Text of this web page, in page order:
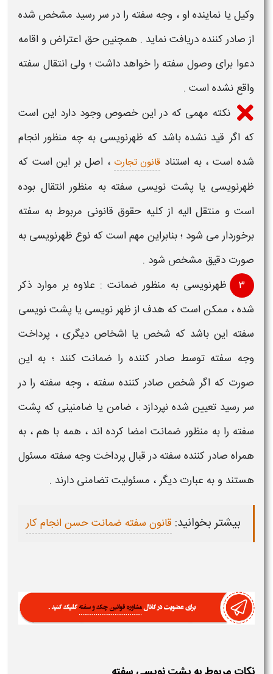
وکیل یا نماینده او ، وجه سفته را در سر رسید مشخص شده
از صادر کننده دریافت نماید . همچنین حق اعتراض و اقامه
دعوا برای وصول سفته را خواهد داشت ؛ ولی انتقال سفته
واقع نشده است .
نکته مهمی که در این خصوص وجود دارد این است
که اگر قید نشده باشد که ظهرنویسی به چه منظور انجام
شده است ، به استناد قانون تجارت ، اصل بر این است که
ظهرنویسی یا پشت نویسی سفته به منظور انتقال بوده
است و منتقل الیه از کلیه حقوق قانونی مربوط به سفته
برخوردار می شود ؛ بنابراین مهم است که نوع ظهرنویسی به
صورت دقیق مشخص شود .
۳
ظهرنویسی به منظور ضمانت : علاوه بر موارد ذکر
شده ، ممکن است که هدف ازظهر نویسی یا پشت نویسی
سفته این باشد که شخص یا اشخاص دیگری ، پرداخت
وجه سفته توسط صادر کننده را ضمانت کنند ؛ به این
صورت که اگر شخص صادر کننده سفته ، وجه سفته را در
سر رسید تعیین شده نپردازد ، ضامن یا ضامنینی که پشت
سفته را به منظور ضمانت امضا کرده اند ، همه با هم ، به
همراه صادر کننده سفته در قبال پرداختوجه سفته مسئول
هستند و به عبارت دیگر ، مسئولیت تضامنی دارند .
بیشتر بخوانید: قانون سفته ضمانت حسن انجام کار